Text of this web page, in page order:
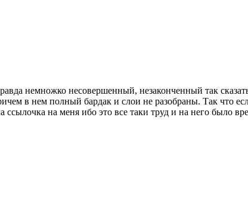
немножко несовершенный, незаконченный так
в нем полный бардак и слои не разобраны. Так что
на меня ибо это все таки труд и на него было